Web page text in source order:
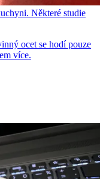
Některé studie
ocet se hodí pouze
více.